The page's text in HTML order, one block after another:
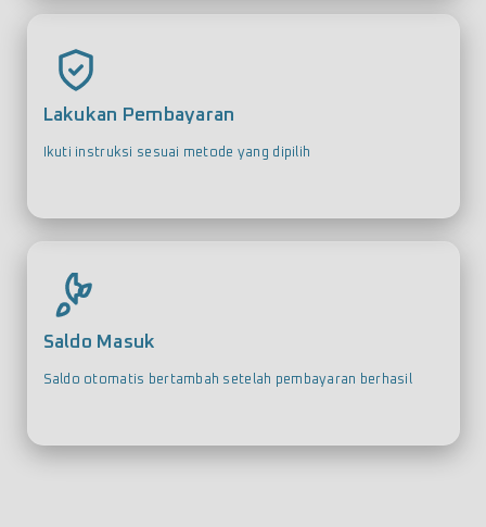
Lakukan Pembayaran
Ikuti instruksi sesuai metode yang dipilih
Saldo Masuk
Saldo otomatis bertambah setelah pembayaran berhasil